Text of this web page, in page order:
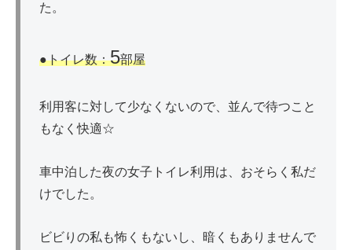
た。
●トイレ数：5部屋
利用客に対して少なくないので、並んで待つこと
もなく快適☆
車中泊した夜の女子トイレ利用は、おそらく私だ
けでした。
ビビりの私も怖くもないし、暗くもありませんで